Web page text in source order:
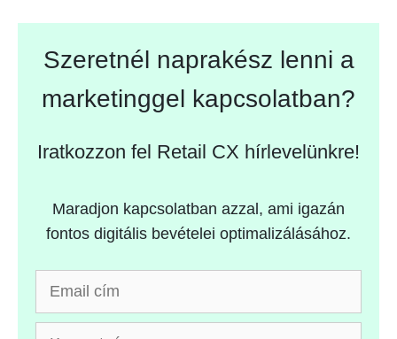
Szeretnél naprakész lenni a
marketinggel kapcsolatban?
Iratkozzon fel Retail CX hírlevelünkre!
Maradjon kapcsolatban azzal, ami igazán
fontos digitális bevételei optimalizálásához.